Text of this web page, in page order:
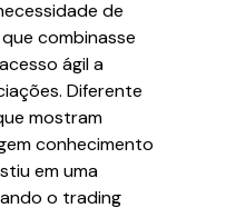
de
combinasse
ágil a
Diferente
mostram
conhecimento
em uma
o trading